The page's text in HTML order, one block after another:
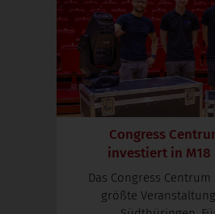
Congress
investiert in
Das Congress
größte